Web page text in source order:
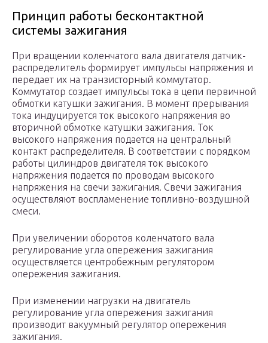
Принцип работы бесконтактной
системы зажигания
При вращении коленчатого вала двигателя датчик-
распределитель формирует импульсы напряжения и
передает их на транзисторный коммутатор.
Коммутатор создает импульсы тока в цепи первичной
обмотки катушки зажигания. В момент прерывания
тока индуцируется ток высокого напряжения во
вторичной обмотке катушки зажигания. Ток
высокого напряжения подается на центральный
контакт распределителя. В соответствии с порядком
работы цилиндров двигателя ток высокого
напряжения подается по проводам высокого
напряжения на свечи зажигания. Свечи зажигания
осуществляют воспламенение топливно-воздушной
смеси.
При увеличении оборотов коленчатого вала
регулирование угла опережения зажигания
осуществляется центробежным регулятором
опережения зажигания.
При изменении нагрузки на двигатель
регулирование угла опережения зажигания
производит вакуумный регулятор опережения
зажигания.